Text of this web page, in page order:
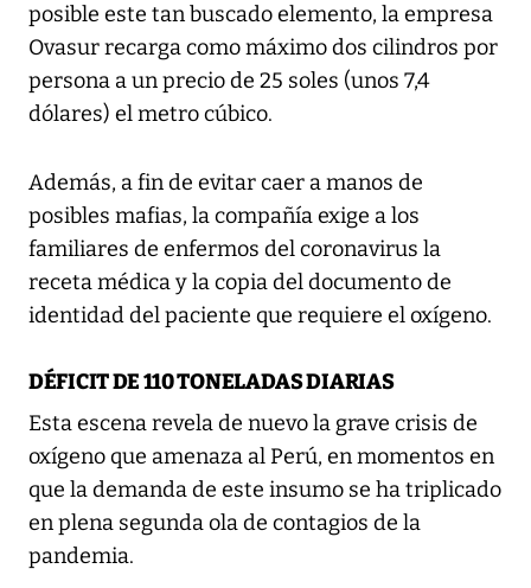
posible este tan buscado elemento, la empresa
Ovasur recarga como máximo dos cilindros por
persona a un precio de 25 soles (unos 7,4
dólares) el metro cúbico.
Además, a fin de evitar caer a manos de
posibles mafias, la compañía exige a los
familiares de enfermos del coronavirus la
receta médica y la copia del documento de
identidad del paciente que requiere el oxígeno.
DÉFICIT DE 110 TONELADAS DIARIAS
Esta escena revela de nuevo la grave crisis de
oxígeno que amenaza al Perú, en momentos en
que la demanda de este insumo se ha triplicado
en plena segunda ola de contagios de la
pandemia.